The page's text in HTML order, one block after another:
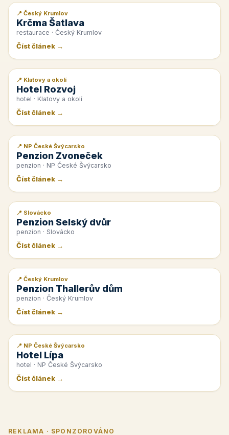
📰 PR článek
📍 Český Krumlov
Krčma Šatlava
restaurace · Český Krumlov
Číst článek →
📰 PR článek
📍 Klatovy a okolí
Hotel Rozvoj
hotel · Klatovy a okolí
Číst článek →
📰 PR článek
📍 NP České Švýcarsko
Penzion Zvoneček
penzion · NP České Švýcarsko
Číst článek →
📰 PR článek
📍 Slovácko
Penzion Selský dvůr
penzion · Slovácko
Číst článek →
📰 PR článek
📍 Český Krumlov
Penzion Thallerův dům
penzion · Český Krumlov
Číst článek →
📰 PR článek
📍 NP České Švýcarsko
Hotel Lípa
hotel · NP České Švýcarsko
Číst článek →
REKLAMA · SPONZOROVÁNO